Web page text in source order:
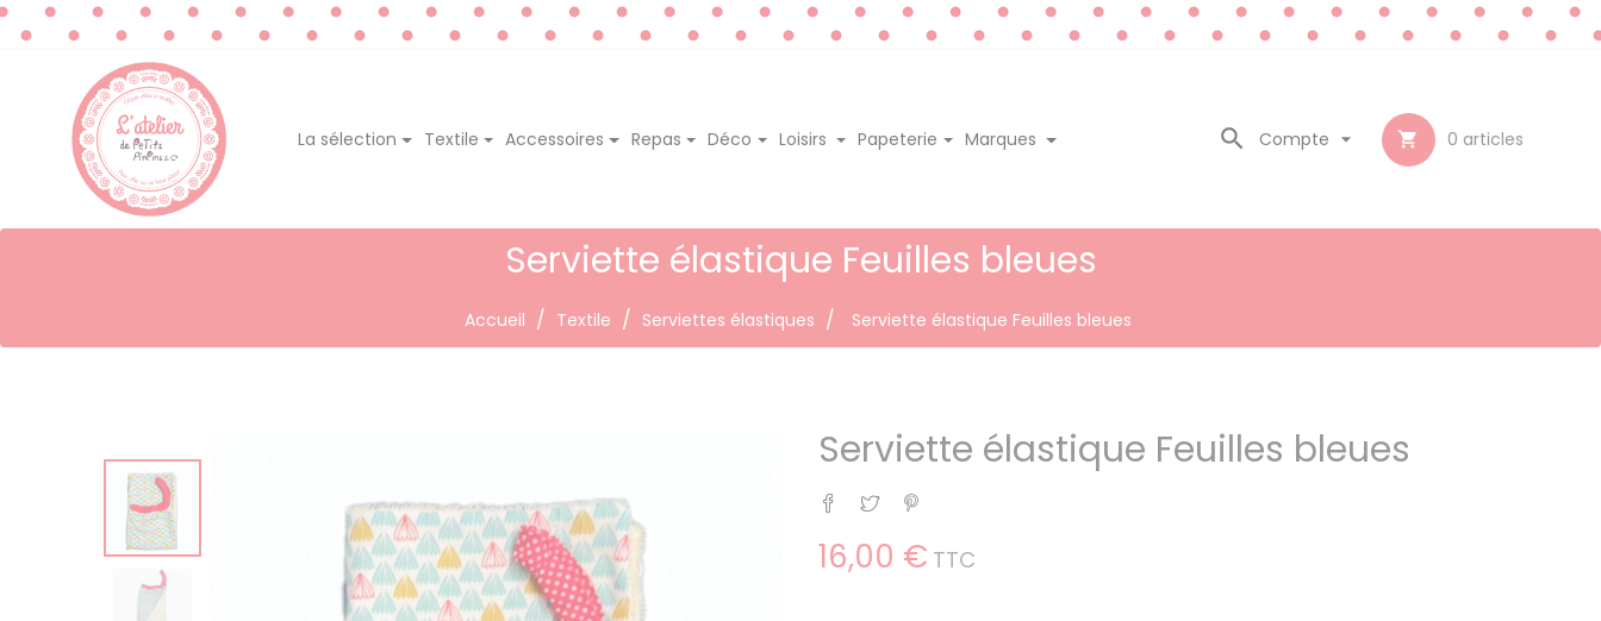
La sélection Textile Accessoires Repas Déco Loisirs Papeterie Marques  0 articles
Compte 

Serviette élastique Feuilles bleues
Accueil Textile Serviettes élastiques Serviette élastique Feuilles bleues
Serviette élastique Feuilles bleues
Partager
Tweet
16,00 € TTC